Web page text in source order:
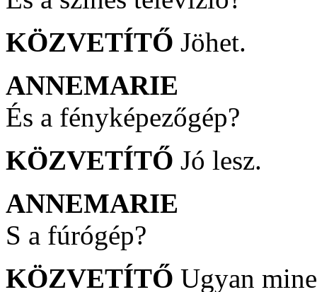
KÖZVETÍTŐ Jöhet.
ANNEMARIE
És a fényképezőgép?
KÖZVETÍTŐ Jó lesz.
ANNEMARIE
S a fúrógép?
KÖZVETÍTŐ Ugyan